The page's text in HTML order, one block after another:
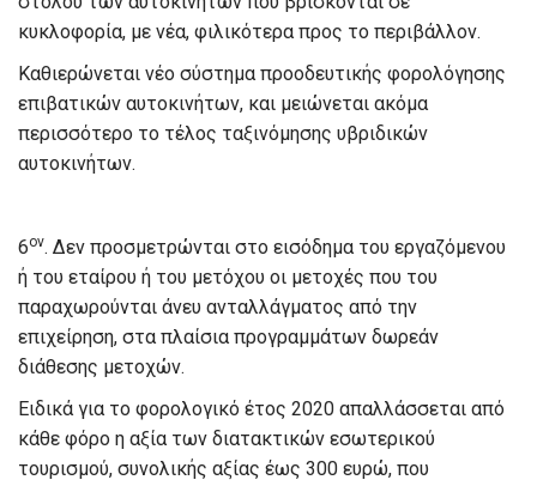
κυκλοφορία, με νέα, φιλικότερα προς το περιβάλλον.
Καθιερώνεται νέο σύστημα προοδευτικής φορολόγησης
επιβατικών αυτοκινήτων, και μειώνεται ακόμα
περισσότερο το τέλος ταξινόμησης υβριδικών
αυτοκινήτων.
6ον. Δεν προσμετρώνται στο εισόδημα του εργαζόμενου
ή του εταίρου ή του μετόχου οι μετοχές που του
παραχωρούνται άνευ ανταλλάγματος από την
επιχείρηση, στα πλαίσια προγραμμάτων δωρεάν
διάθεσης μετοχών.
Ειδικά για το φορολογικό έτος 2020 απαλλάσσεται από
κάθε φόρο η αξία των διατακτικών εσωτερικού
τουρισμού, συνολικής αξίας έως 300 ευρώ, που